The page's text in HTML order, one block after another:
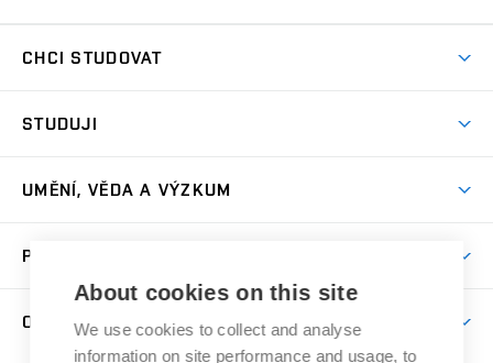
CHCI STUDOVAT
Přijímačky
Dny otevřených dveří
Přípravné kurzy
Studium bez bariér
Katedra teorií a dějin umění
STUDUJI
Časový plán studia
Studijní předpisy a formuláře
Studium a stáže v zahraničí
UMĚNÍ, VĚDA A VÝZKUM
Publikační činnost
Projekty
PRO VEŘEJNOST
Letní školy a semestrální kurzy
Nakladatelská a vydavatelská činnost
O FAKULTĚ
About cookies on this site
We use cookies to collect and analyse
information on site performance and usage, to